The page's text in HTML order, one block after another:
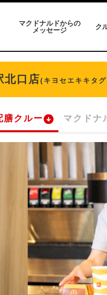
マクドナルドからの
メッセージ
ク
北口店(キヨセエキキタ
膳クルー マクドナ